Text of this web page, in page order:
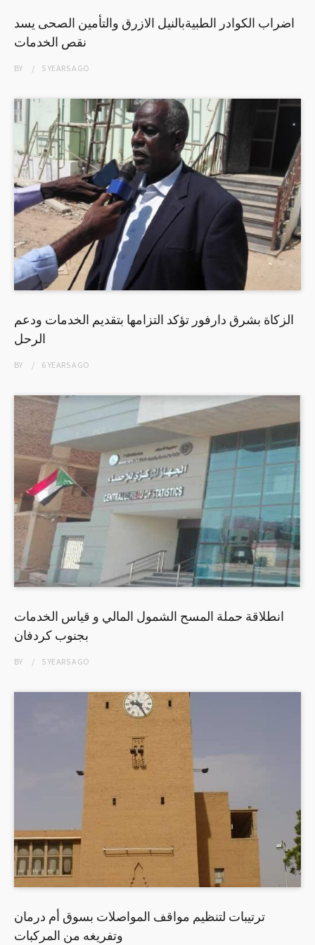
اضراب الكوادر الطبيةبالنيل الازرق والتأمين الصحى يسد
نقص الخدمات
BY 5 YEARSAGO
الزكاة بشرق دارفور تؤكد التزامها بتقديم الخدمات ودعم
الرحل
BY 6 YEARSAGO
انطلاقة حملة المسح الشمول المالي و قياس الخدمات
بجنوب كردفان
BY 5 YEARSAGO
ترتيبات لتنظيم مواقف المواصلات بسوق أم درمان
وتفريغه من المركبات